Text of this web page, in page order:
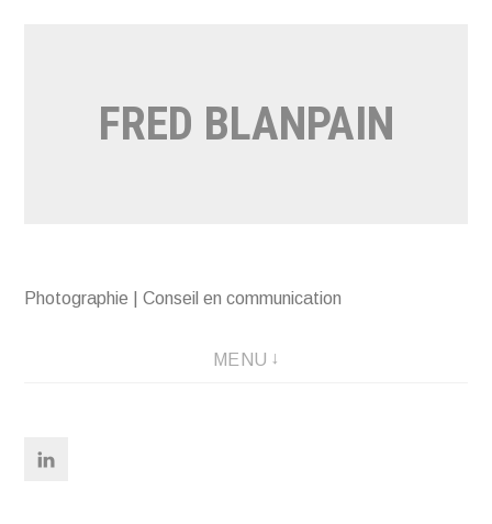
FRED BLANPAIN
Photographie | Conseil en communication
MENU